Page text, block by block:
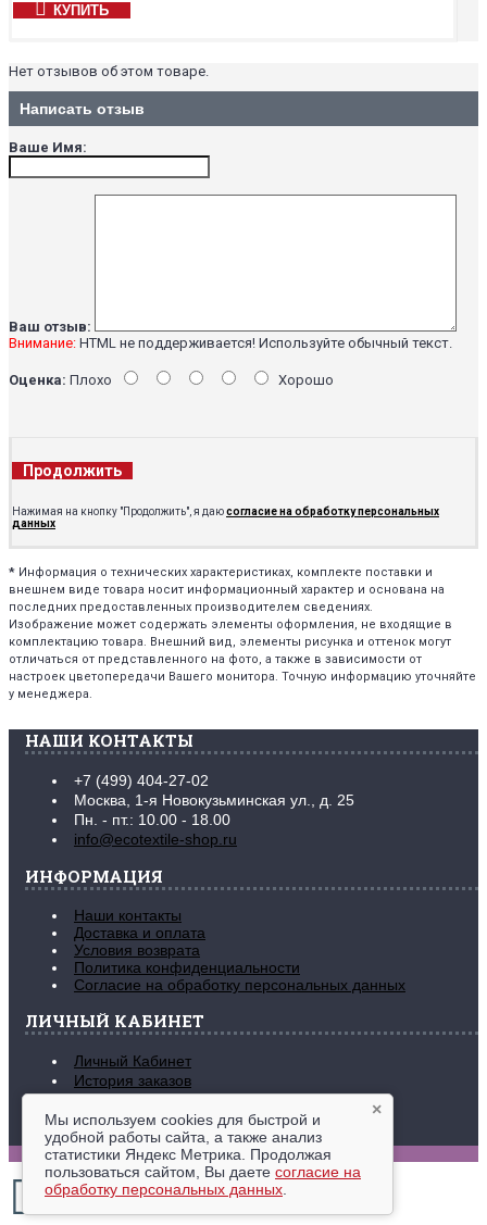
КУПИТЬ
Нет отзывов об этом товаре.
Написать отзыв
Ваше Имя:
Ваш отзыв:
Внимание: HTML не поддерживается! Используйте обычный текст.
Оценка: Плохо Хорошо
Продолжить
Нажимая на кнопку "Продолжить", я даюсогласие на обработку персональных
данных
* Информация о технических характеристиках, комплекте поставки и
внешнем виде товара носит информационный характер и основана на
последних предоставленных производителем сведениях.
Изображение может содержать элементы оформления, не входящие в
комплектацию товара. Внешний вид, элементы рисунка и оттенок могут
отличаться от представленного на фото, а также в зависимости от
настроек цветопередачи Вашего монитора. Точную информацию уточняйте
у менеджера.
НАШИ КОНТАКТЫ
+7 (499) 404-27-02
Москва, 1-я Новокузьминская ул., д. 25
Пн. - пт.: 10.00 - 18.00
info@ecotextile-shop.ru
ИНФОРМАЦИЯ
Наши контакты
Доставка и оплата
Условия возврата
Политика конфиденциальности
Согласие на обработку персональных данных
ЛИЧНЫЙ КАБИНЕТ
Личный Кабинет
История заказов
Закладки (0)
Рассылка новостей
www.ecotextile-shop.ru © 2016-2026
×
Мы используем cookies для быстрой и
удобной работы сайта, а также анализ
статистики Яндекс Метрика. Продолжая
пользоваться сайтом, Вы даете согласие на
обработку персональных данных